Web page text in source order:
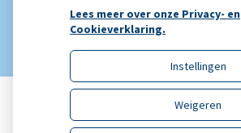
Lees meer over onze Privacy- en
Cookieverklaring.
Instellingen
Weigeren